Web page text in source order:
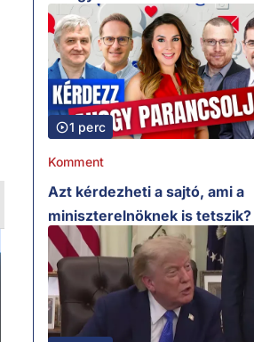
1 perc
Komment
Azt kérdezheti a sajtó, ami a
miniszterelnöknek is tetszik?